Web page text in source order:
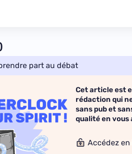
part au débat
Cet article est
rédaction qui
sans pub et
qualité en vous
Accédez